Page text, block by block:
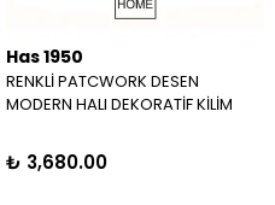
Has 1950
RENKLİ PATCWORK DESEN
MODERN HALI DEKORATİF KİLİM
₺ 3,680.00